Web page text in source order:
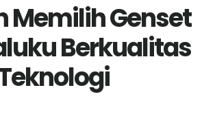
Memilih Genset
Berkualitas